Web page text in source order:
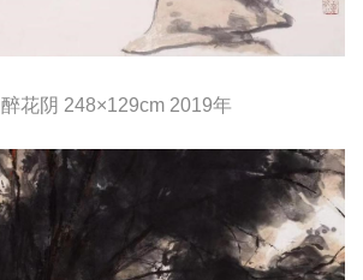
醉花阴 248×129cm 2019年